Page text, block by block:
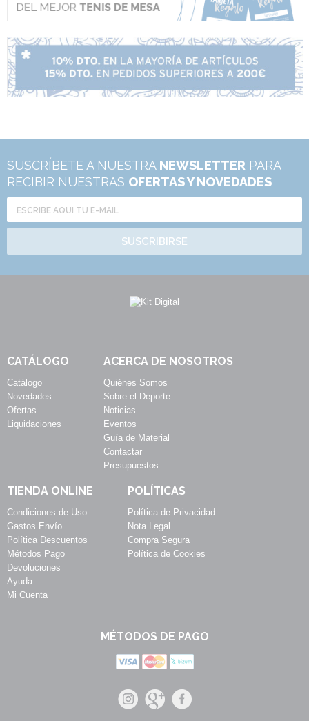
SUSCRÍBETE A NUESTRA NEWSLETTER PARA
RECIBIR NUESTRAS OFERTAS Y NOVEDADES
SUSCRIBIRSE
CATÁLOGO
Catálogo
Novedades
Ofertas
Liquidaciones
ACERCA DE NOSOTROS
Quiénes Somos
Sobre el Deporte
Noticias
Eventos
Guía de Material
Contactar
Presupuestos
TIENDA ONLINE
Condiciones de Uso
Gastos Envío
Política Descuentos
Métodos Pago
Devoluciones
Ayuda
Mi Cuenta
POLÍTICAS
Política de Privacidad
Nota Legal
Compra Segura
Política de Cookies
MÉTODOS DE PAGO